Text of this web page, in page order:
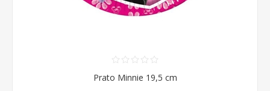
Prato Minnie 19,5 cm